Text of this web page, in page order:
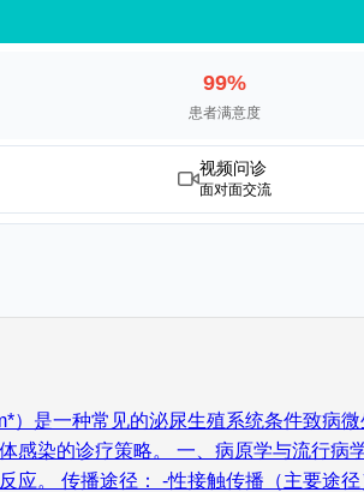
99%
患者满意度
视频问诊
面对面交流
是一种常见的泌尿生殖系统条件致病
感染的诊疗策略。 一、病原学与流行
。 传播途径： -性接触传播（主要途